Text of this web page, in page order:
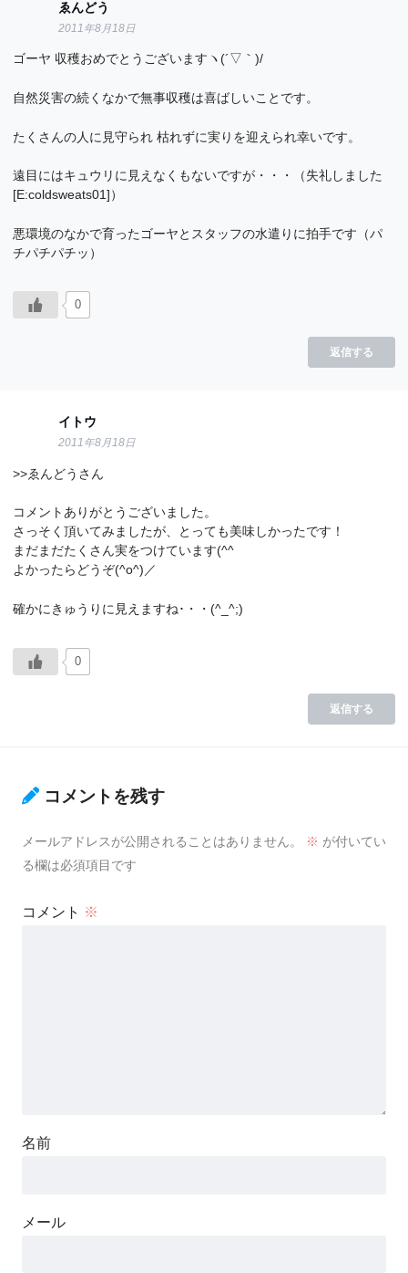
ゑんどう
2011年8月18日
ゴーヤ 収穫おめでとうございますヽ(´▽｀)/
自然災害の続くなかで無事収穫は喜ばしいことです。
たくさんの人に見守られ 枯れずに実りを迎えられ幸いです。
遠目にはキュウリに見えなくもないですが・・・（失礼しました
[E:coldsweats01]）
悪環境のなかで育ったゴーヤとスタッフの水遣りに拍手です（パ
チパチパチッ）
0
返信する
イトウ
2011年8月18日
>>ゑんどうさん
コメントありがとうございました。
さっそく頂いてみましたが、とっても美味しかったです！
まだまだたくさん実をつけています(^^ゞ
よかったらどうぞ(^o^)／
確かにきゅうりに見えますね･・・(^_^;)
0
返信する
コメントを残す
メールアドレスが公開されることはありません。 ※ が付いてい
る欄は必須項目です
コメント ※
名前
メール